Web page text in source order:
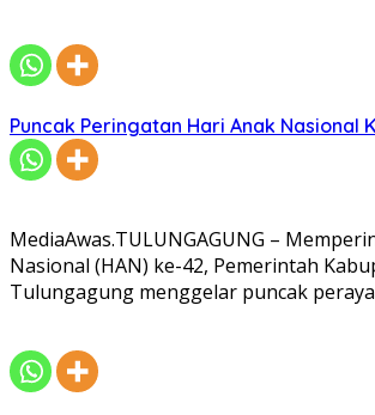
Puncak Peringatan Hari Anak Nasional
MediaAwas.TULUNGAGUNG –
Nasional (HAN) ke-42, Pemerintah
Tulungagung menggelar puncak